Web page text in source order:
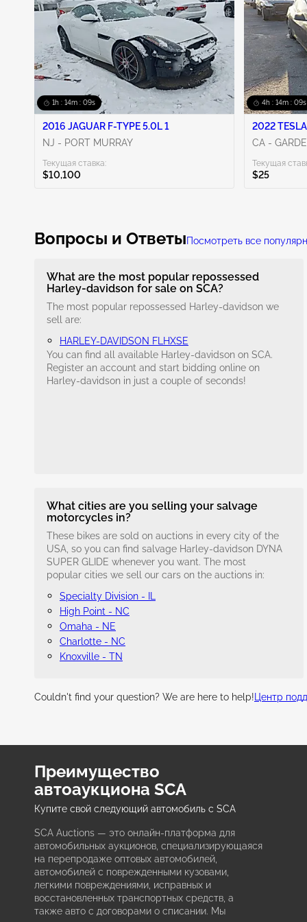
Show More
1h : 14m : 08s
2016 JAGUAR F-TYPE 5.0L 1
NJ - PORT MURRAY
Текущая ставка:
$10,100
4h : 14m : 08s
2022
CA -
Текущая
$25
Вопросы и ОтветыПосмотреть все
What are the most popular repossessed
Harley-davidson for sale on SCA?
The most popular repossessed Harley-davidson we
sell are:
HARLEY-DAVIDSON FLHXSE
You can find all available Harley-davidson on SCA.
Register an account and start bidding online on
Harley-davidson in just a couple of seconds!
What cities are you selling your salvage
motorcycles in?
These bikes are sold on auctions in every city of the
USA, so you can find salvage Harley-davidson DYNA
SUPER GLIDE whenever you want. The most
popular cities we sell our cars on the auctions in:
Specialty Division - IL
High Point - NC
Omaha - NE
Charlotte - NC
Knoxville - TN
Couldn't find your question? We are here to help! Центр
Преимущество
автоаукциона SCA
Купите свой следующий автомобиль с SCA
SCA Auctions — это онлайн-платформа для
автомобильных аукционов, специализирующаяся
на перепродаже оптовых автомобилей,
автомобилей с поврежденными кузовами,
легкими повреждениями, исправных и
восстановленных транспортных средств, а
также авто с договорами о списании. Мы